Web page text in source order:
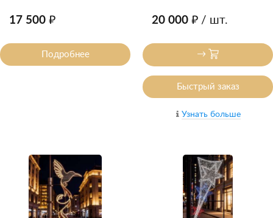
17 500 ₽
Подробнее
20 000 ₽ / шт.
Быстрый заказ
Узнать больше